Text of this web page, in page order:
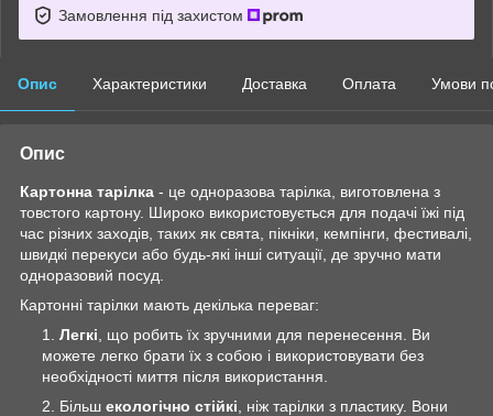
Замовлення під захистом
Опис Характеристики Доставка Оплата Умови
Опис
Картонна тарілка - це одноразова тарілка, виготовлена з
товстого картону. Широко використовується для подачі їжі під
час різних заходів, таких як свята, пікніки, кемпінги, фестивалі,
швидкі перекуси або будь-які інші ситуації, де зручно мати
одноразовий посуд.
Картонні тарілки мають декілька переваг:
Легкі , що робить їх зручними для перенесення. Ви
можете легко брати їх з собою і використовувати без
необхідності миття після використання.
Більш екологічно стійкі , ніж тарілки з пластику. Вони